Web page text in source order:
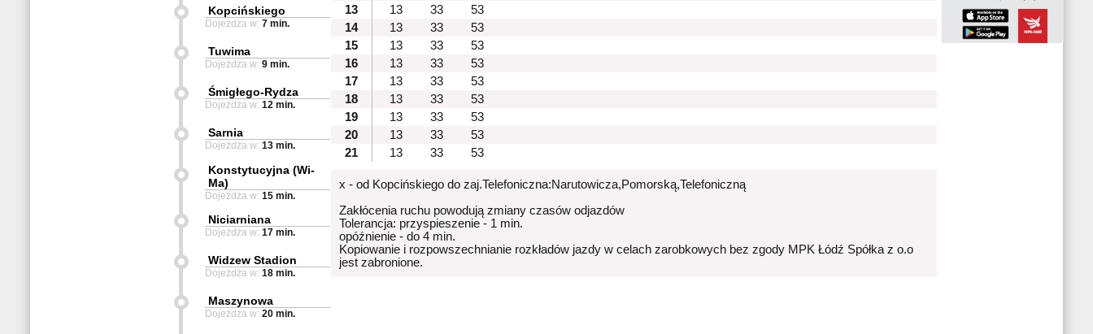
13
13 33
53
14
13 33
53
15
13 33
53
16
13 33
53
17
13 33
53
18
13 33
53
19
13 33
53
20
13 33
53
21
13 33 53
x - od Kopcińskiego do zaj.Telefoniczna:Narutowicza,Pomorską,Telefoniczną
Zakłócenia ruchu powodują zmiany czasów odjazdów
Tolerancja: przyspieszenie - 1 min.
opóźnienie - do 4 min.
Kopiowanie i rozpowszechnianie rozkładów jazdy w celach zarobkowych bez zgody MPK Łódź Spółka z o.o
jest zabronione.
Kopcińskiego
Dojeżdża w: 7 min.
Tuwima
Dojeżdża w: 9 min.
Śmigłego-Rydza
Dojeżdża w: 12 min.
Sarnia
Dojeżdża w: 13 min.
Konstytucyjna (Wi-
Ma)
Dojeżdża w: 15 min.
Niciarniana
Dojeżdża w: 17 min.
Widzew Stadion
Dojeżdża w: 18 min.
Maszynowa
Dojeżdża w: 20 min.